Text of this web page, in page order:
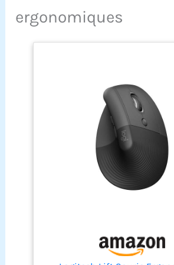
stationnaire
commande
peut
la vitesse, la
calories
fréquence
pendant la
qui rend les
d'exercice
coup d'œil.
temps, placez
vous ! 【
service client
courantes
supérieurs
【Résistance
magnétique
16 niveaux】
d'exercice
équipé d'un
équilibré
qui peut
conduite
silencieuse
les hommes
personnes
ergonomiques